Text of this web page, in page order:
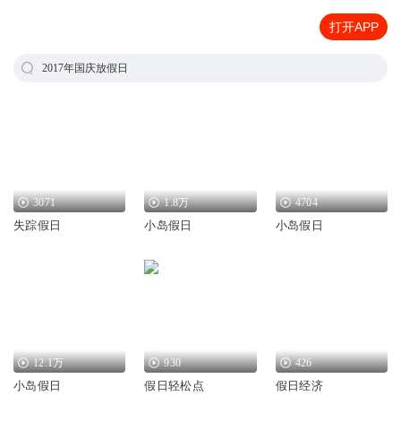
打开APP
2017年国庆放假日
3071
失踪假日
1.8万
小岛假日
4704
小岛假日
12.1万
小岛假日
930
假日轻松点
426
假日经济